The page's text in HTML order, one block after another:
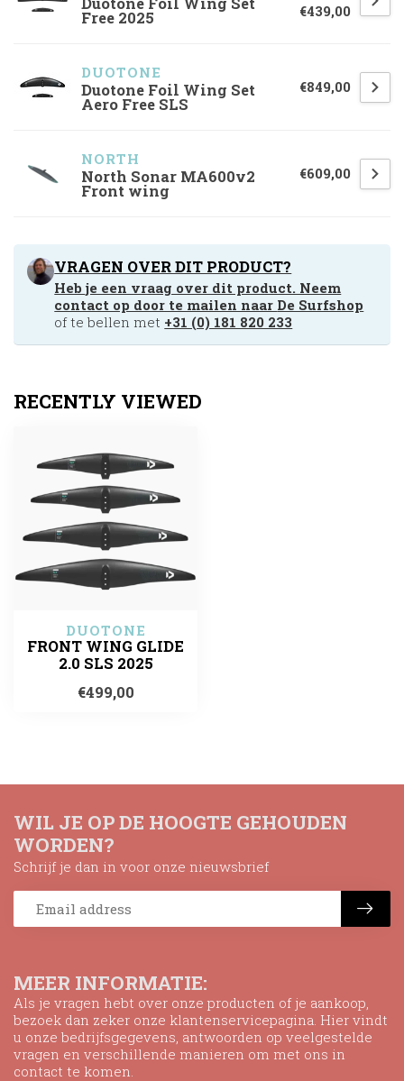
Free 2025 €439,00
DUOTONE
Duotone Foil Wing Set
Aero Free SLS
€849,00
NORTH
North Sonar MA600v2
Front wing
€609,00
VRAGEN OVER DIT PRODUCT?
Heb je een vraag over dit product. Neem
contact op door te mailen naar De Surfshop
of te bellen met +31 (0) 181 820 233
RECENTLY VIEWED
DUOTONE
FRONT WING GLIDE
2.0 SLS 2025
€499,00
MEER INFORMATIE:
Als je vragen hebt over onze producten of je aankoop,
bezoek dan zeker onze klantenservicepagina. Hier vindt
u onze bedrijfsgegevens, antwoorden op veelgestelde
vragen en verschillende manieren om met ons in
contact te komen.
WIL JE OP DE HOOGTE GEHOUDEN
WORDEN?
Schrijf je dan in voor onze nieuwsbrief